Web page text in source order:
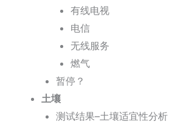
有线电视
电信
无线服务
燃气
暂停？
土壤
测试结果–土壤适宜性分析